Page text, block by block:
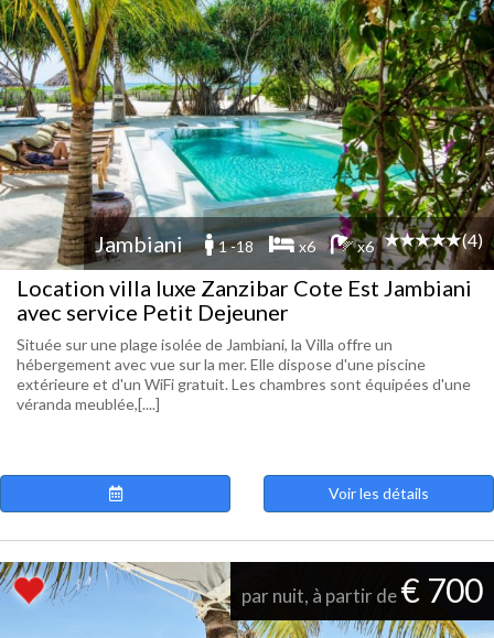
Jambiani 1 -18 x6 x6 (4)
Location villa luxe Zanzibar Cote Est Jambiani
avec service Petit Dejeuner
Située sur une plage isolée de Jambiani, la Villa offre un
hébergement avec vue sur la mer. Elle dispose d'une piscine
extérieure et d'un WiFi gratuit. Les chambres sont équipées d'une
véranda meublée,[....]
Voir les détails
par nuit, à partir de€ 700